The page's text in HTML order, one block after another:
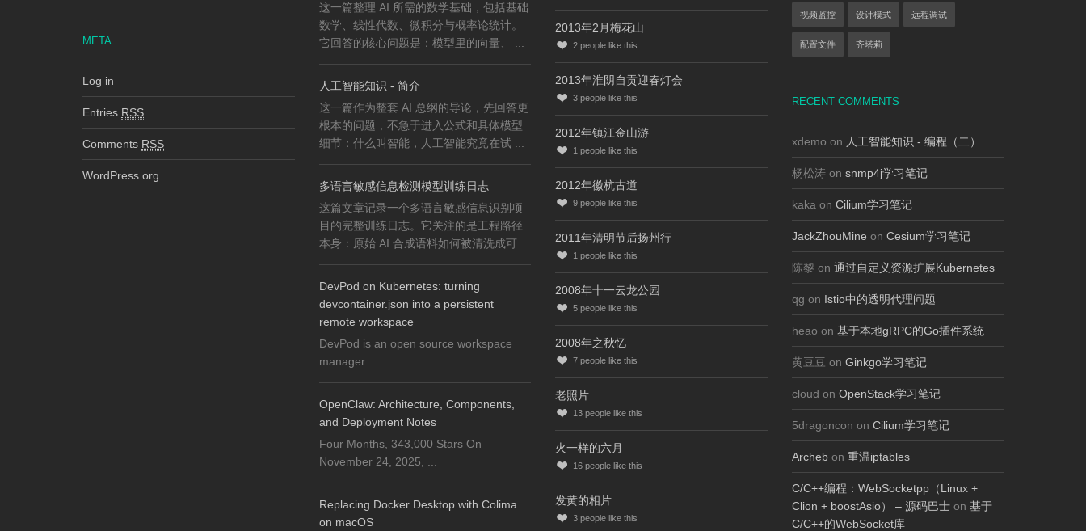
META
Log in
Entries RSS
Comments RSS
WordPress.org
这一篇整理 AI 所需的数学基础，包括基础
数学、线性代数、微积分与概率论统计。
它回答的核心问题是：模型里的向量、 ...
人工智能知识 - 简介
这一篇作为整套 AI 总纲的导论，先回答更
根本的问题，不急于进入公式和具体模型
细节：什么叫智能，人工智能究竟在试 ...
多语言敏感信息检测模型训练日志
这篇文章记录一个多语言敏感信息识别项
目的完整训练日志。它关注的是工程路径
本身：原始 AI 合成语料如何被清洗成可 ...
DevPod on Kubernetes: turning
devcontainer.json into a persistent
remote workspace
DevPod is an open source workspace
manager ...
OpenClaw: Architecture, Components,
and Deployment Notes
Four Months, 343,000 Stars On
November 24, 2025, ...
Replacing Docker Desktop with Colima
on macOS
2013年2月梅花山
2 people like this
2013年淮阴自贡迎春灯会
3 people like this
2012年镇江金山游
1 people like this
2012年徽杭古道
9 people like this
2011年清明节后扬州行
1 people like this
2008年十一云龙公园
5 people like this
2008年之秋忆
7 people like this
老照片
13 people like this
火一样的六月
16 people like this
发黄的相片
3 people like this
视频监控 设计模式 远程调试
配置文件 齐塔莉
RECENT COMMENTS
xdemo on 人工智能知识 - 编程（二）
杨松涛 on snmp4j学习笔记
kaka on Cilium学习笔记
JackZhouMine on Cesium学习笔记
陈黎 on 通过自定义资源扩展Kubernetes
qg on Istio中的透明代理问题
heao on 基于本地gRPC的Go插件系统
黄豆豆 on Ginkgo学习笔记
cloud on OpenStack学习笔记
5dragoncon on Cilium学习笔记
Archebon 重温iptables
C/C++编程：WebSocketpp（Linux +
Clion + boostAsio） – 源码巴士on 基于
C/C++的WebSocket库